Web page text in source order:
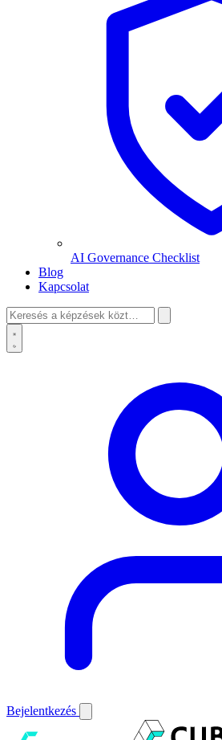
AI Governance Checklist
Blog
Kapcsolat
Bejelentkezés